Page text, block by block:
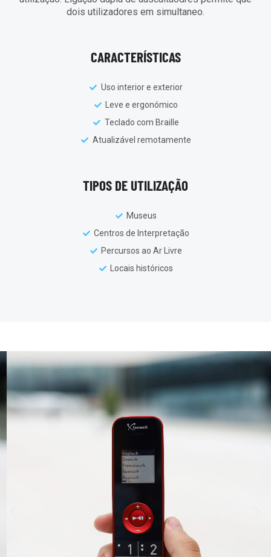
dois utilizadores em simultaneo.
CARACTERÍSTICAS
Uso interior e exterior
Leve e ergonómico
Teclado com Braille
Atualizável remotamente
TIPOS DE UTILIZAÇÃO
Museus
Centros de Interpretação
Percursos ao Ar Livre
Locais históricos